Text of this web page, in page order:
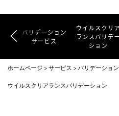
バリデーション
サービス
ウイルスクリア
ランスバリデー
ション
ホームページ サービス バリデーショ
ウイルスクリアランスバリデーション